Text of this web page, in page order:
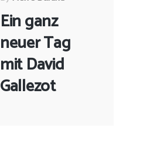
Ein ganz
neuer Tag
mit David
Gallezot